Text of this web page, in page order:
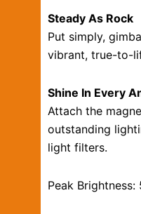
Steady As Rock
Put simply,
vibrant, true-to-
Shine In Every
Attach the
outstanding
light filters.
Peak